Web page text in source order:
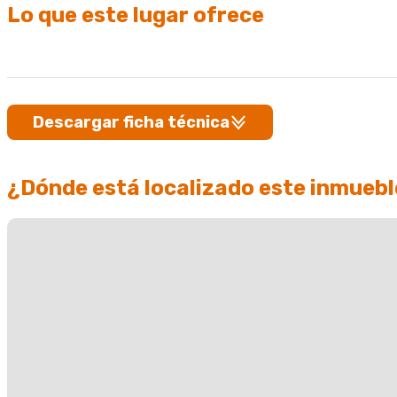
Lo que este lugar ofrece
Descargar ficha técnica
¿Dónde está localizado este